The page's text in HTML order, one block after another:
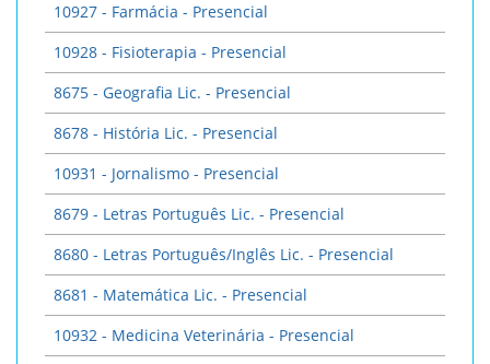
10927 - Farmácia - Presencial
10928 - Fisioterapia - Presencial
8675 - Geografia Lic. - Presencial
8678 - História Lic. - Presencial
10931 - Jornalismo - Presencial
8679 - Letras Português Lic. - Presencial
8680 - Letras Português/Inglês Lic. - Presencial
8681 - Matemática Lic. - Presencial
10932 - Medicina Veterinária - Presencial